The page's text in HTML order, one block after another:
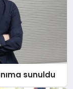
sunuldu